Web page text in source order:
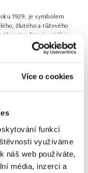
Více o cookies
funkcí
využíváme
náš web používáte,
média, inzerci a
1929, je symbolem
žlutého a růžového
která zajišťuje
příležitost, pro ženy i
do každodenního